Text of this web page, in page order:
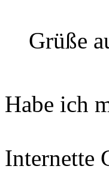
Grüße
Habe ich
Internette